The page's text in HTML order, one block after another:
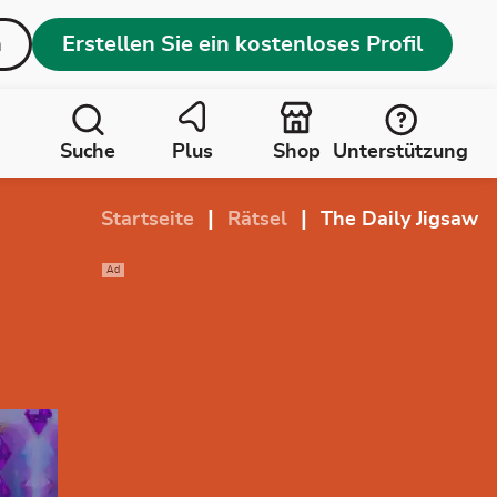
Erstellen Sie ein kostenloses Profil
Suche Plus Shop Unterstützung
Startseite Rätsel The Daily Jigsaw
Ad